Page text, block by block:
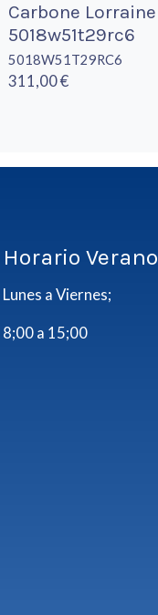
Carbone Lorraine
5018w51t29rc6
5018W51T29RC6
311,00 €
Horario Verano
Lunes a Viernes;
8;00 a 15;00